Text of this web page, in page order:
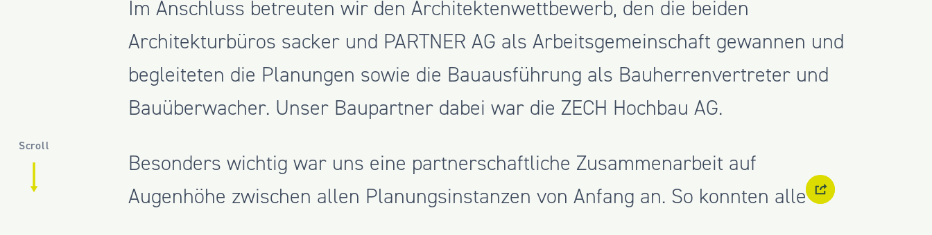
Im Anschluss betreuten wir den Architektenwettbewerb, den die beiden
Architekturbüros sacker und PARTNER AG als Arbeitsgemeinschaft gewannen und
begleiteten die Planungen sowie die Bauausführung als Bauherrenvertreter und
Bauüberwacher. Unser Baupartner dabei war die ZECH Hochbau AG.
Besonders wichtig war uns eine partnerschaftliche Zusammenarbeit auf
Augenhöhe zwischen allen Planungsinstanzen von Anfang an. So konnten alle
Scroll